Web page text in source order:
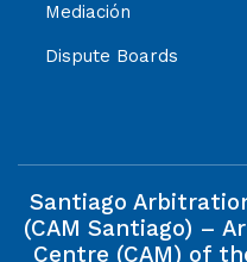
Mediación
Dispute Boards
Santiago
(CAM Santiago) –
Centre (CAM) of